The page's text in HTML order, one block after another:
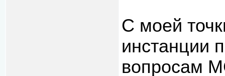
С моей
инстанции
вопросам